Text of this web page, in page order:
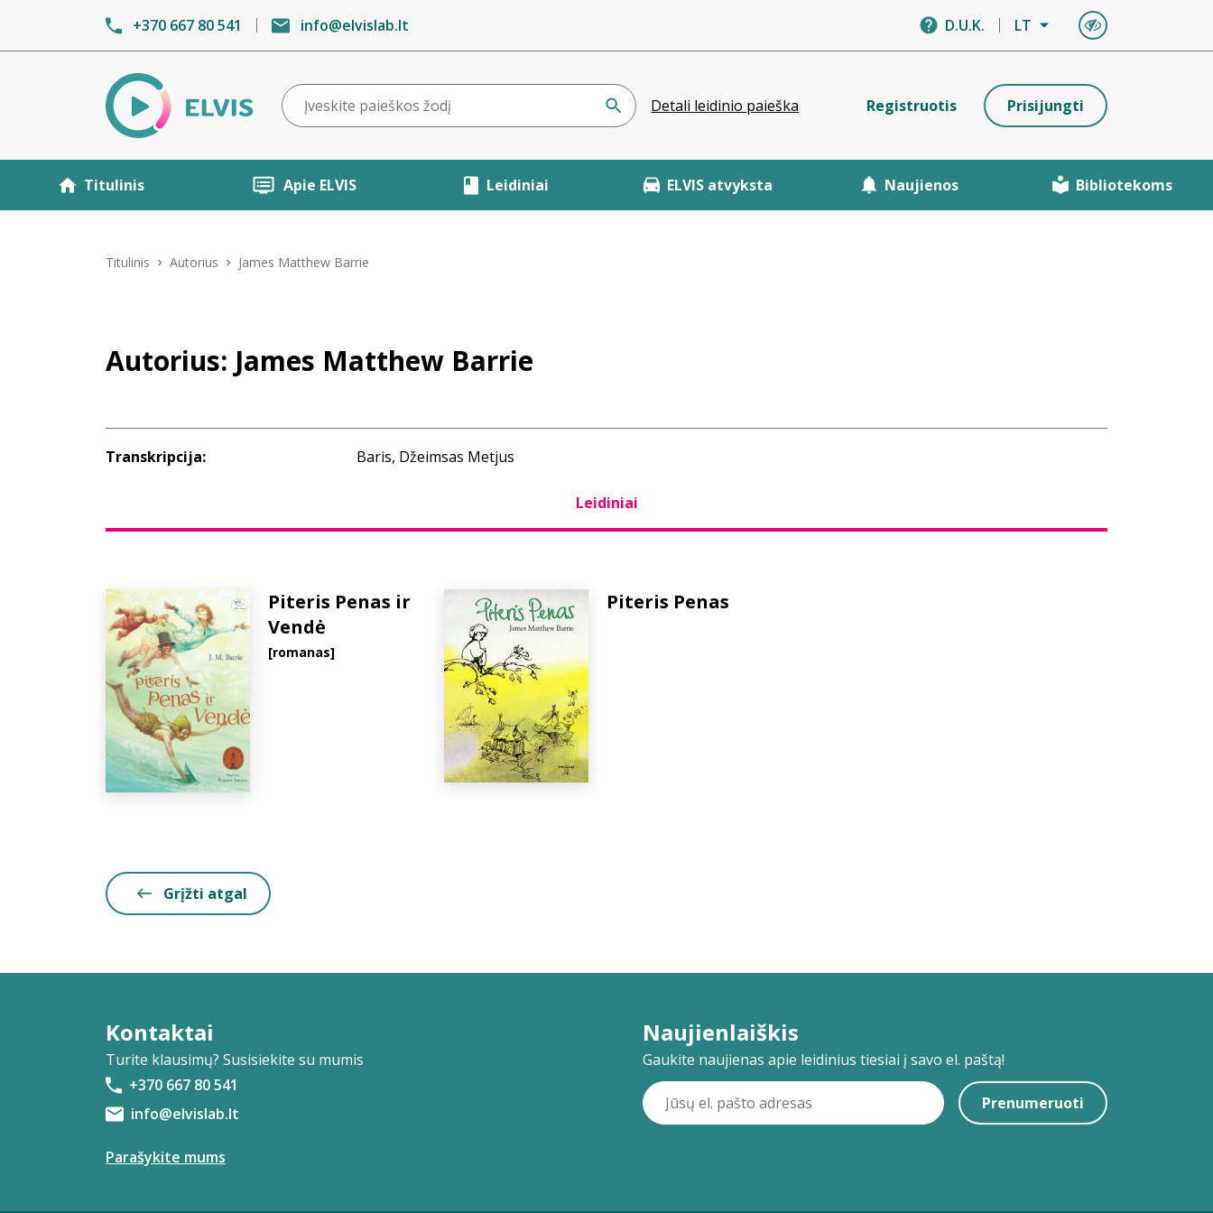
+370 667 80 541 info@elvislab.lt D.U.K. LT
Detali leidinio paieška Registruotis Prisijungti
Titulinis Apie ELVIS Leidiniai ELVIS atvyksta Naujienos Bibliotekoms
Titulinis Autorius James Matthew Barrie
Autorius: James Matthew Barrie
Transkripcija: Baris, Džeimsas Metjus
Leidiniai
Piteris Penas ir
Vendė
[romanas]
Piteris Penas
Grįžti atgal
Kontaktai
Turite klausimų? Susisiekite su mumis
+370 667 80 541
info@elvislab.lt
Parašykite mums
Naujienlaiškis
Gaukite naujienas apie leidinius tiesiai į savo el. paštą!
Prenumeruoti